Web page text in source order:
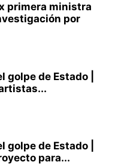
primera ministra
por
golpe de Estado |
golpe de Estado |
para...